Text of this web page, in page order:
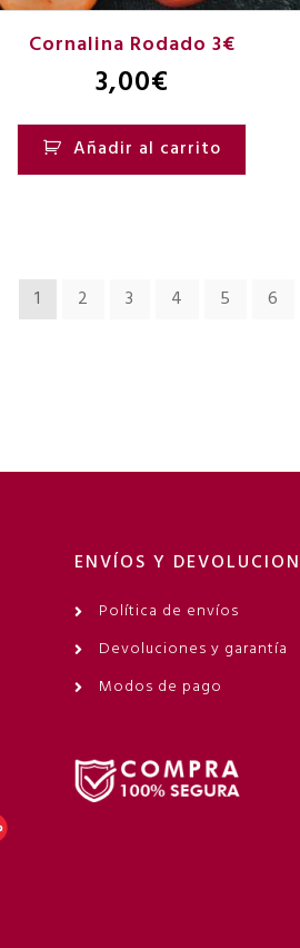
Cornalina Rodado 3€
3,00€
Añadir al carrito
1 2 3 4 5 6
ENVÍOS Y
Política de envíos
Devoluciones y garantía
Modos de pago